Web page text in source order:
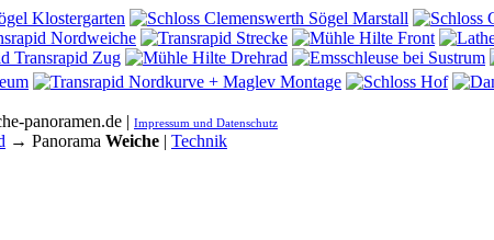
panoramen.de | Impressum und Datenschutz
→ Panorama Weiche | Technik